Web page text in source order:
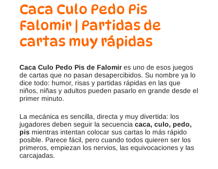
Caca Culo Pedo Pis
Falomir | Partidas de
cartas muy rápidas
Caca Culo Pedo Pis de Falomires uno de esos juegos
de cartas que no pasan desapercibidos. Su nombre ya lo
dice todo: humor, risas y partidas rápidas en las que
niños, niñas y adultos pueden pasarlo en grande desde el
primer minuto.
La mecánica es sencilla, directa y muy divertida: los
jugadores deben seguir la secuencia caca, culo, pedo,
pis mientras intentan colocar sus cartas lo más rápido
posible. Parece fácil, pero cuando todos quieren ser los
primeros, empiezan los nervios, las equivocaciones y las
carcajadas.